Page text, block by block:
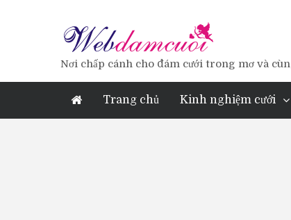
Nơi chấp cánh cho đám cưới trong mơ và
Trang chủ Kinh nghiệm cưới